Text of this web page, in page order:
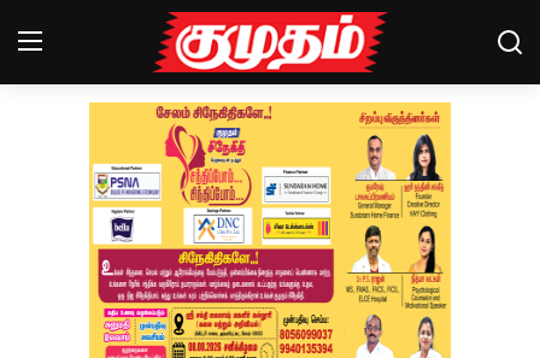
Magazines